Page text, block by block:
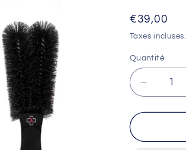
Prix
habituel
€39,00
Taxes incluses.
Quantité
Réduire
la
quantité
Kit